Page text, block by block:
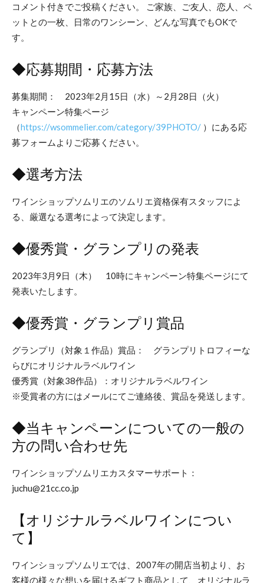
コメント付きでご投稿ください。 ご家族、ご友人、恋人、ペ
ットとの一枚、日常のワンシーン、どんな写真でもOKで
す。
◆応募期間・応募方法
募集期間： 2023年2月15日（水）～2月28日（火）
キャンペーン特集ページ
（https://wsommelier.com/category/39PHOTO/ ）にある応
募フォームよりご応募ください。
◆選考方法
ワインショップソムリエのソムリエ資格保有スタッフによ
る、厳選なる選考によって決定します。
◆優秀賞・グランプリの発表
2023年3月9日（木） 10時にキャンペーン特集ページにて
発表いたします。
◆優秀賞・グランプリ賞品
グランプリ（対象１作品）賞品： グランプリトロフィーな
らびにオリジナルラベルワイン
優秀賞（対象38作品）：オリジナルラベルワイン
※受賞者の方にはメールにてご連絡後、賞品を発送します。
◆当キャンペーンについての一般の
方の問い合わせ先
ワインショップソムリエカスタマーサポート：
juchu@21cc.co.jp
【オリジナルラベルワインについ
て】
ワインショップソムリエでは、2007年の開店当初より、お
客様の様々な想いを届けるギフト商品として、オリジナルラ